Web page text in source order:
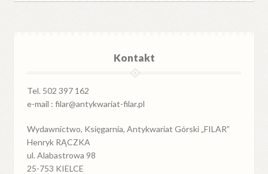
Kontakt
Tel. 502 397 162
e-mail : filar@antykwariat-filar.pl
Wydawnictwo, Księgarnia, Antykwariat Górski „FILAR”
Henryk RĄCZKA
ul. Alabastrowa 98
25-753 KIELCE